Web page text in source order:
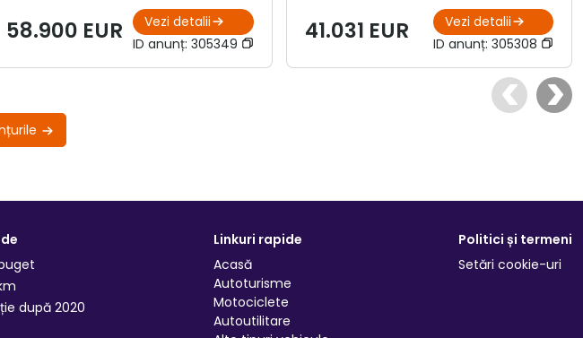
58.900 EUR
Vezi detalii
ID anunț:305349 41.031 EUR
Vezi detalii
ID anunț: 305308
după 2020
Linkuri rapide
Acasă
Autoturisme
Motociclete
Autoutilitare
Politici și termeni
Setări cookie-uri